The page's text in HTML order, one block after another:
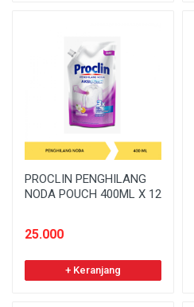
PROCLIN PENGHILANG
NODA POUCH 400ML X 12
25.000
+ Keranjang